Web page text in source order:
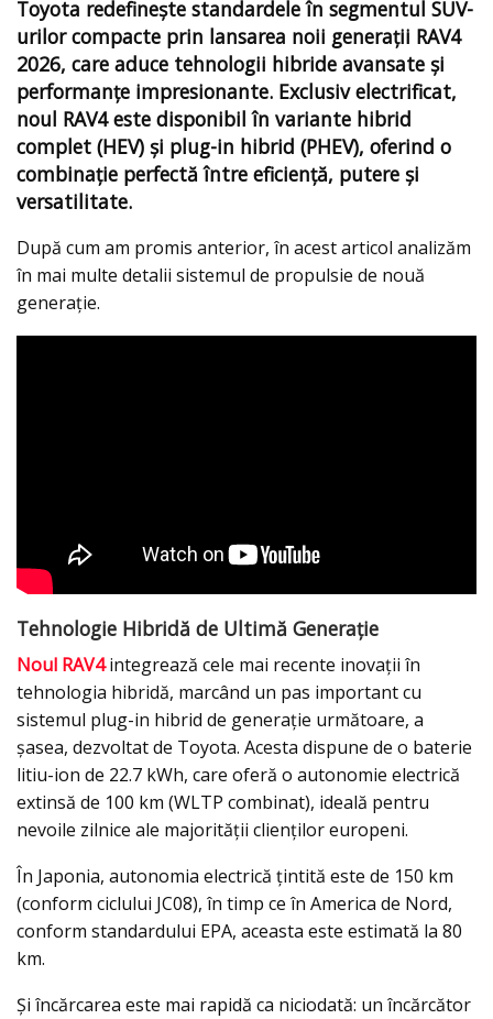
Toyota redefinește standardele în segmentul SUV-
urilor compacte prin lansarea noii generații RAV4
2026, care aduce tehnologii hibride avansate și
performanțe impresionante. Exclusiv electrificat,
noul RAV4 este disponibil în variante hibrid
complet (HEV) și plug-in hibrid (PHEV), oferind o
combinație perfectă între eficiență, putere și
versatilitate.
După cum am promis anterior, în acest articol analizăm
în mai multe detalii sistemul de propulsie de nouă
generație.
Tehnologie Hibridă de Ultimă Generație
Noul RAV4integrează cele mai recente inovații în
tehnologia hibridă, marcând un pas important cu
sistemul plug-in hibrid de generație următoare, a
șasea, dezvoltat de Toyota. Acesta dispune de o baterie
litiu-ion de 22.7 kWh, care oferă o autonomie electrică
extinsă de 100 km (WLTP combinat), ideală pentru
nevoile zilnice ale majorității clienților europeni.
În Japonia, autonomia electrică țintită este de 150 km
(conform ciclului JC08), în timp ce în America de Nord,
conform standardului EPA, aceasta este estimată la 80
km.
Și încărcarea este mai rapidă ca niciodată: un încărcător